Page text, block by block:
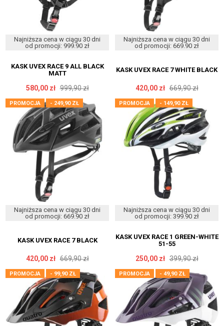
Najniższa cena w ciągu 30 dni
od promocji: 999.90 zł
KASK UVEX RACE 9 ALL BLACK
MATT
580,00 zł 999,90 zł
Najniższa cena w ciągu 30 dni
od promocji: 669.90 zł
KASK UVEX RACE 7 WHITE BLACK
420,00 zł 669,90 zł
PROMOCJA - 249,90 ZŁ
Najniższa cena w ciągu 30 dni
od promocji: 669.90 zł
KASK UVEX RACE 7 BLACK
420,00 zł 669,90 zł
PROMOCJA - 149,90 ZŁ
Najniższa cena w ciągu 30 dni
od promocji: 399.90 zł
KASK UVEX RACE 1 GREEN-WHITE
51-55
250,00 zł 399,90 zł
PROMOCJA - 99,90 ZŁ PROMOCJA - 49,90 ZŁ